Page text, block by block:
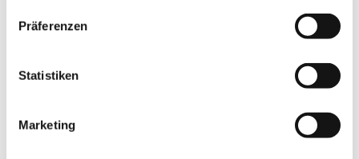
Präferenzen
Statistiken
Marketing
70182 Stuttgart
Website: